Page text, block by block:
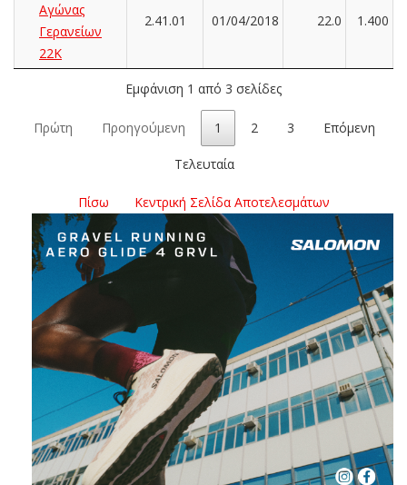
Αγώνας
Γερανείων
22Κ
2.41.01 01/04/2018 22.0 1.400
Εμφάνιση 1 από 3 σελίδες
Πρώτη Προηγούμενη 1 2 3 Επόμενη
Τελευταία
Πίσω Κεντρική Σελίδα Αποτελεσμάτων